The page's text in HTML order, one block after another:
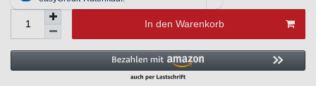
In den Warenkorb